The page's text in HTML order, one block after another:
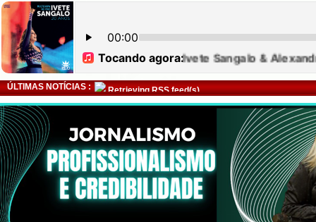
ÚLTIMAS NOTÍCIAS : Retrieving RSS feed(s)